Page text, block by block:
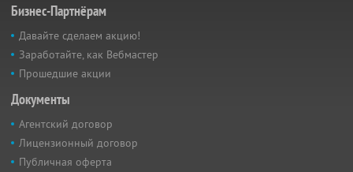
Бизнес-Партнёрам
Давайте сделаем акцию!
Заработайте, как Вебмастер
Прошедшие акции
Документы
Агентский договор
Лицензионный договор
Публичная оферта